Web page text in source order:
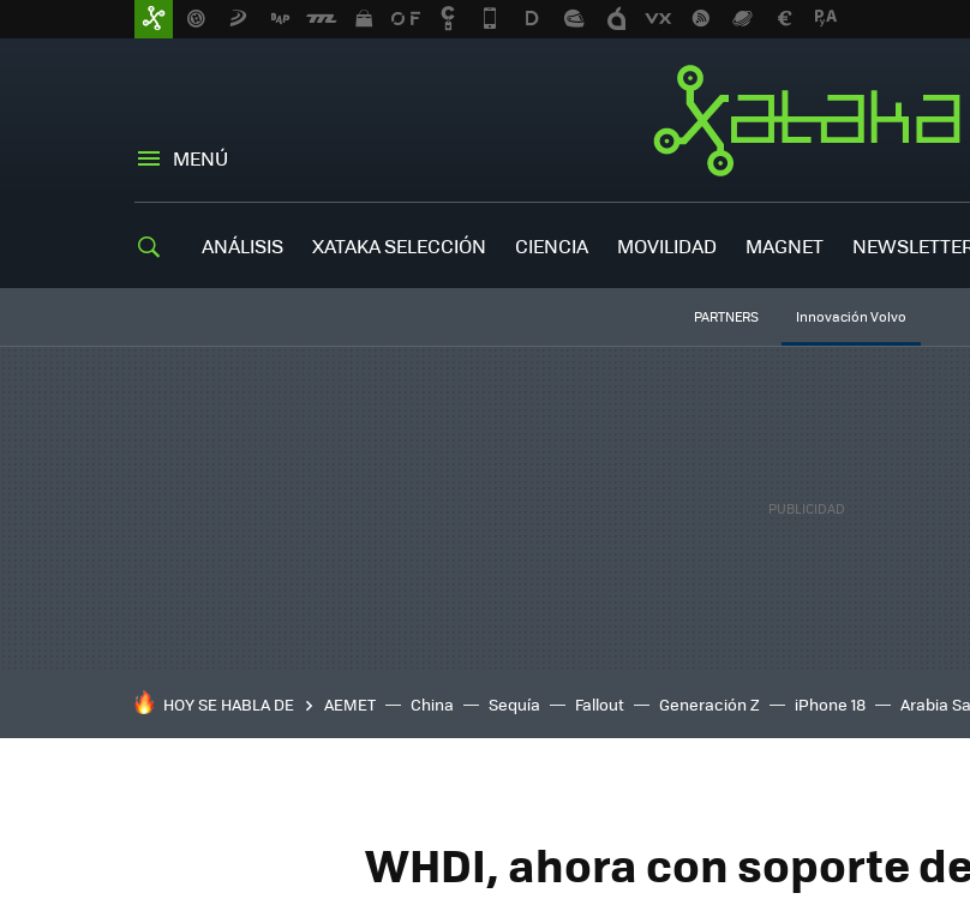
MENÚ
ANÁLISIS XATAKA SELECCIÓN CIENCIA MOVILIDAD MAGNET
PARTNERS Innovación Volvo
HOY SE HABLA DE AEMET China Sequía Fallout Generación Z iPhone 18 Arabia
WHDI, ahora con soporte